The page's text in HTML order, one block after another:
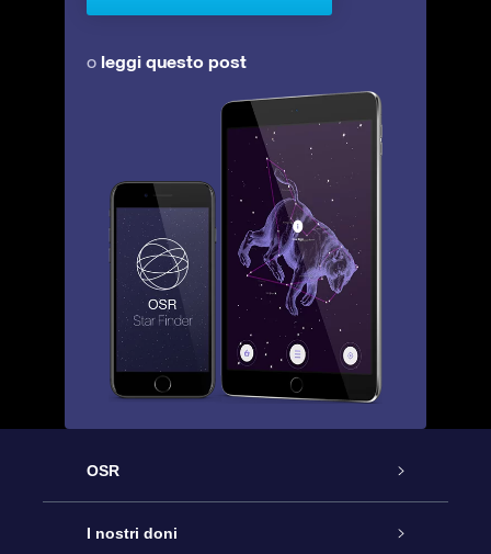
o leggi questo post
OSR
Assistenza
I nostri doni